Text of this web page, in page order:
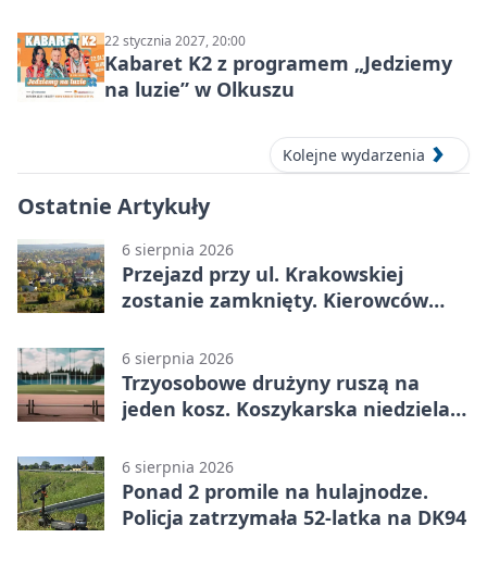
22 stycznia 2027, 20:00
Kabaret K2 z programem „Jedziemy
na luzie” w Olkuszu
Kolejne wydarzenia
Ostatnie Artykuły
6 sierpnia 2026
Przejazd przy ul. Krakowskiej
zostanie zamknięty. Kierowców
6 sierpnia 2026
Trzyosobowe drużyny ruszą na
jeden kosz. Koszykarska niedziela
6 sierpnia 2026
Ponad 2 promile na hulajnodze.
Policja zatrzymała 52-latka na DK94